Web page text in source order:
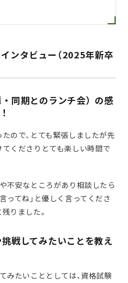
ンタビュー（2025年新卒
同期とのランチ会）の感
ので、とても緊張しましたが先
くださりとても楽しい時間で
不安なところがあり相談したら
ってね」と優しく言ってくださ
りました。
戦してみたいことを教え
みたいこととしては、資格試験